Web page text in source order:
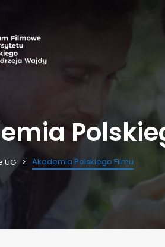
UG Akademia Polskiego Filmu